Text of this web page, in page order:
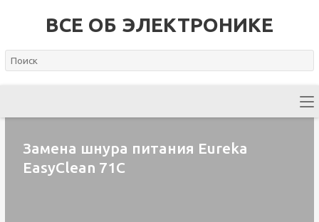
ВСЕ ОБ ЭЛЕКТРОНИКЕ
Замена шнура питания Eureka
EasyClean 71C